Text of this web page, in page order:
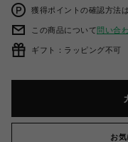
獲得ポイントの確認方法は
この商品について問い合
ギフト：ラッピング不可
お